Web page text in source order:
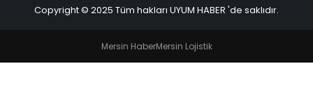
Copyright © 2025 Tüm hakları UYUM HABER 'de saklıdır.
Mersin HaberMersin Lojistik